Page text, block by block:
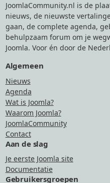
JoomlaCommunity.nl is de
nieuws, de nieuwste
gaan, de complete agenda,
behulpzaam forum om je
Joomla. Voor én door de
Algemeen
Nieuws
Agenda
Wat is Joomla?
Waarom Joomla?
JoomlaCommunity
Contact
Aan de slag
Je eerste Joomla site
Documentatie
Gebruikersgroepen